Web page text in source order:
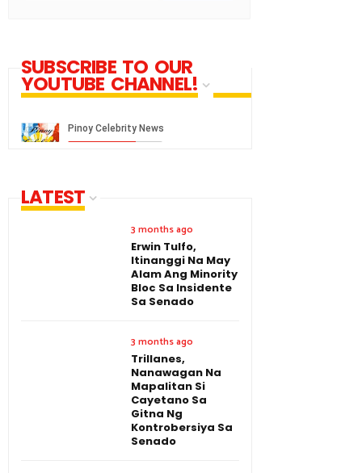
SUBSCRIBE TO OUR
YOUTUBE CHANNEL!
LATEST
3 months ago
Erwin Tulfo,
Itinanggi Na May
Alam Ang Minority
Bloc Sa Insidente
Sa Senado
3 months ago
Trillanes,
Nanawagan Na
Mapalitan Si
Cayetano Sa
Gitna Ng
Kontrobersiya Sa
Senado